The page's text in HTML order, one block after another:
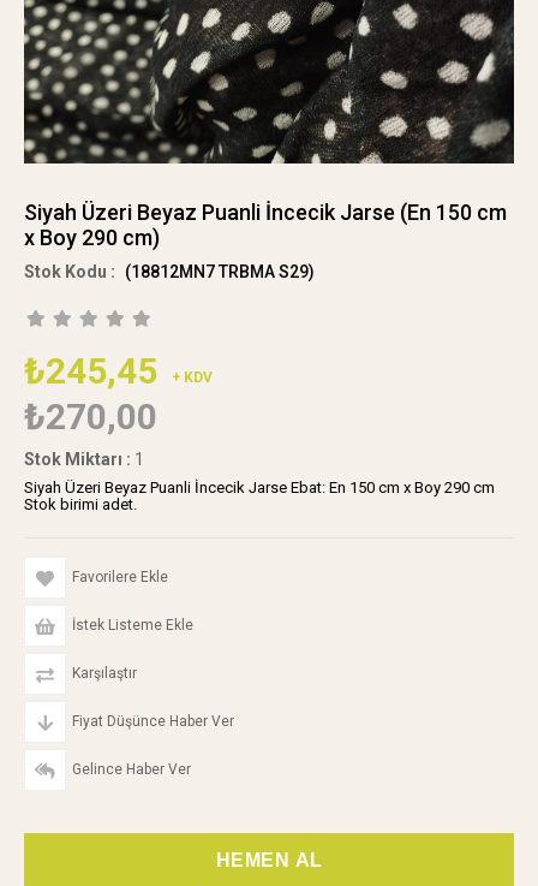
Siyah Üzeri Beyaz Puanli İncecik Jarse (En 150 cm
x Boy 290 cm)
(18812MN7 TRBMA S29)
₺245,45 + KDV
₺270,00
Stok Miktarı : 1
Siyah Üzeri Beyaz Puanli İncecik Jarse Ebat: En 150 cm x Boy 290 cm
Stok birimi adet.
Favorilere Ekle
İstek Listeme Ekle
Karşılaştır
Fiyat Düşünce Haber Ver
Gelince Haber Ver